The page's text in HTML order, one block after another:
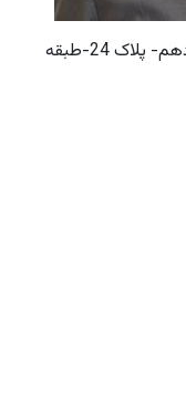
تهران خيابان قائم مقام فراهاني- کوچه دهم- پلاک 24-طبقه